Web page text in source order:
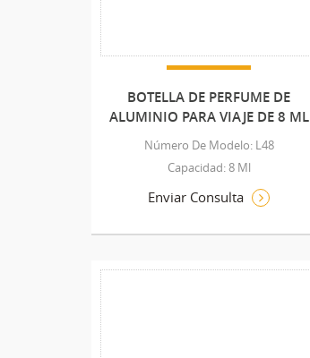
BOTELLA DE PERFUME DE
ALUMINIO PARA VIAJE DE 8 ML
Número De Modelo: L48
Capacidad: 8 Ml
Enviar Consulta